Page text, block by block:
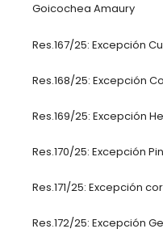
Goicochea Amaury
Res.167/25: Excepción
Res.168/25: Excepción
Res.169/25: Excepción
Res.170/25: Excepción
Res.171/25: Excepción
Res.172/25: Excepción